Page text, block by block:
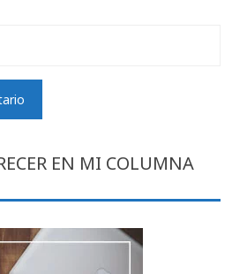
EN MI COLUMNA